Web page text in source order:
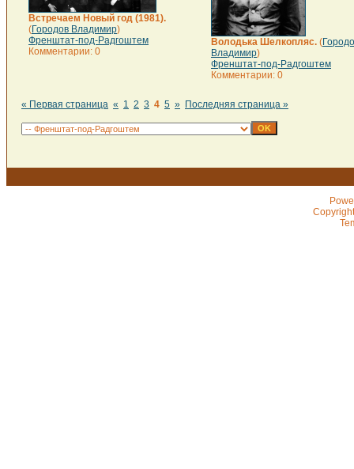
Встречаем Новый год (1981).
(Городов Владимир)
Френштат-под-Радгоштем
Комментарии: 0
Володька Шелкопляс. (
Владимир)
Френштат-под-Радгоштем
Комментарии: 0
« Первая страница « 1 2 3 4 5 » Последняя страница »